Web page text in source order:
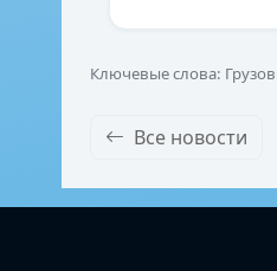
Ключевые слова:
Все новости